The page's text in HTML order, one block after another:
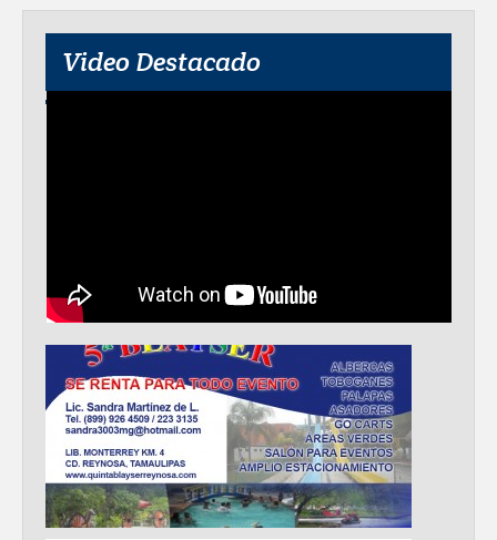
Entregó Carlos Peña Ortiz apoyos de
"Mamá Luchona", acompañado por la
Intensificó Municipio programa de
Video Destacado